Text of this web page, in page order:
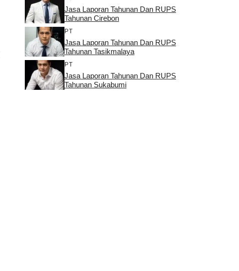
Jasa Laporan Tahunan Dan RUPS
Tahunan Cirebon
PT
Jasa Laporan Tahunan Dan RUPS
Tahunan Tasikmalaya
PT
Jasa Laporan Tahunan Dan RUPS
Tahunan Sukabumi